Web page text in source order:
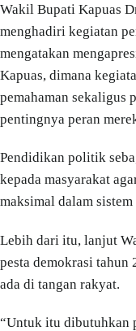
Wakil Bupati Kapuas
menghadiri kegiatan
mengatakan
Kapuas, dimana
pemahaman sekaligus
pentingnya peran
Pendidikan politik
kepada masyarakat
maksimal dalam
Lebih dari itu, lanjut
pesta demokrasi tahun
ada di tangan rakyat.
“Untuk itu dibutuhkan